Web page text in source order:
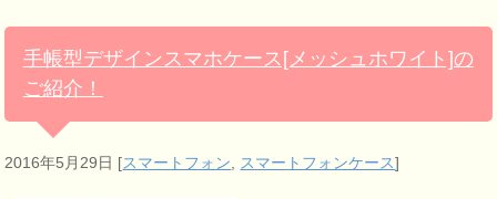
手帳型デザインスマホケース[メッシュホワイト]の
ご紹介！
2016年5月29日 [スマートフォン スマートフォンケース]